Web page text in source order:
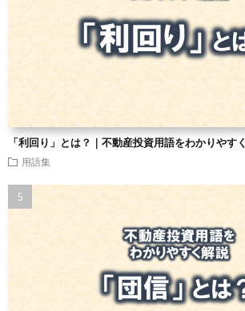
「利回り」とは？｜不動産投資用語をわかりやすく
用語集